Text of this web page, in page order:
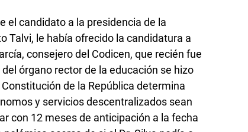
el candidato a la presidencia de la
Talvi, le había ofrecido la candidatura a
consejero del Codicen, que recién fue
órgano rector de la educación se hizo
de la República determina
y servicios descentralizados sean
con 12 meses de anticipación a la fecha